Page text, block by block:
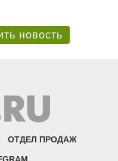
новость
ОТДЕЛ ПРОДАЖ